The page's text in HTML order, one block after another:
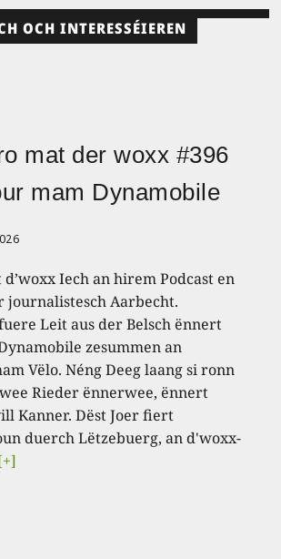
OCH INTERESSÉIEREN
mat der woxx #396
mam Dynamobile
Iech an hirem Podcast en
journalistesch Aarbecht.
Leit aus der Belsch ënnert
zesummen an
Vëlo. Néng Deeg laang si ronn
Rieder ënnerwee, ënnert
Kanner. Dëst Joer fiert
duerch Lëtzebuerg, an d'woxx-